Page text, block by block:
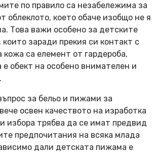
по правило са незабележима за
облеклото, което обаче изобщо не я
Това важи особено за детските
заради прекия си контакт с
са елемент от гардероба,
е обект на особено внимателен и
за бельо и пижами за
освен качеството на изработка
избора трябва да се имат предвид
предпочитания на всяка млада
дали детската пижама е